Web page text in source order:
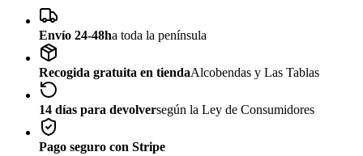
Envío 24-48ha toda la península
Recogida gratuita en tiendaAlcobendas y Las Tablas
14 días para devolversegún la Ley de Consumidores
Pago seguro con Stripe